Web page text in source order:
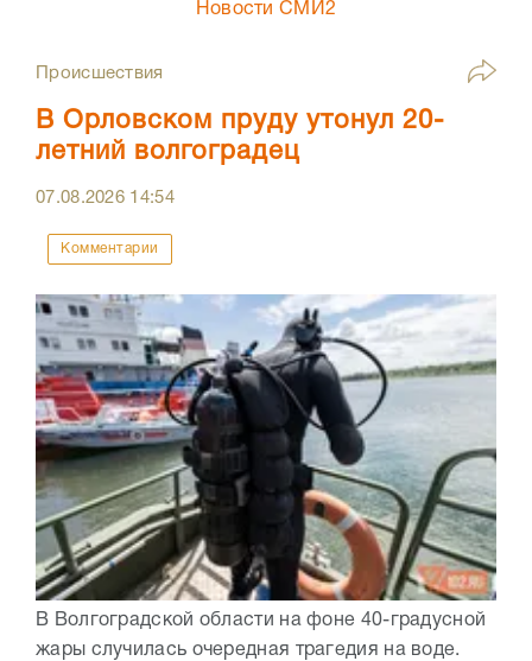
Новости СМИ2
Происшествия
В Орловском пруду утонул 20-
летний волгоградец
07.08.2026 14:54
Комментарии
В Волгоградской области на фоне 40-градусной
жары случилась очередная трагедия на воде.